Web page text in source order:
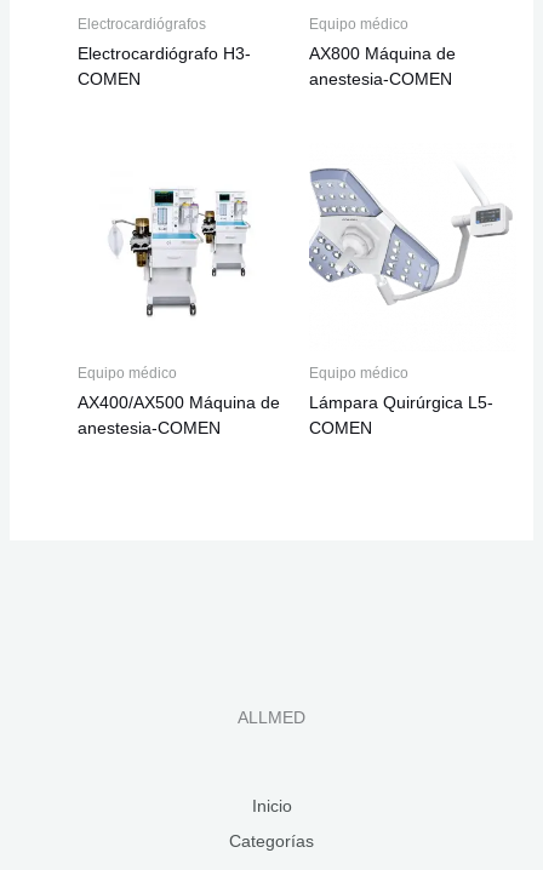
Electrocardiógrafos
Electrocardiógrafo H3-
COMEN
Equipo médico
AX800 Máquina de
anestesia-COMEN
Equipo médico
AX400/AX500 Máquina de
anestesia-COMEN
Equipo médico
Lámpara Quirúrgica L5-
COMEN
ALLMED
Inicio
Categorías